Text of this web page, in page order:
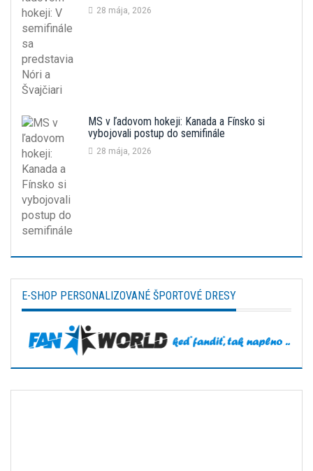
28 mája, 2026
MS v ľadovom hokeji: Kanada a Fínsko si
vybojovali postup do semifinále
28 mája, 2026
E-SHOP PERSONALIZOVANÉ ŠPORTOVÉ DRESY